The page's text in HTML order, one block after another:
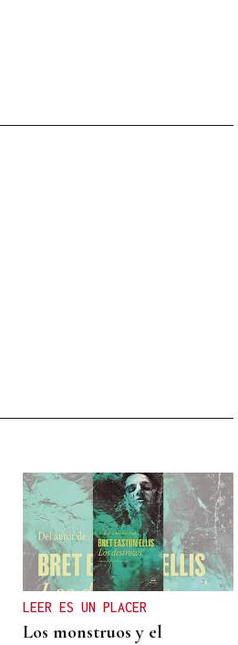
LEER ES UN PLACER
Los monstruos y el